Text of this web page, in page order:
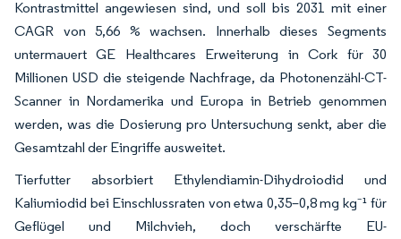
Kontrastmittel angewiesen sind, und soll bis 2031 mit einer
CAGR von 5,66 % wachsen. Innerhalb dieses Segments
untermauert GE Healthcares Erweiterung in Cork für 30
Millionen USD die steigende Nachfrage, da Photonenzähl-CT-
Scanner in Nordamerika und Europa in Betrieb genommen
werden, was die Dosierung pro Untersuchung senkt, aber die
Gesamtzahl der Eingriffe ausweitet.
Tierfutter absorbiert Ethylendiamin-Dihydroiodid und
Kaliumiodid bei Einschlussraten von etwa 0,35–0,8 mg kg⁻¹ für
Geflügel und Milchvieh, doch verschärfte EU-